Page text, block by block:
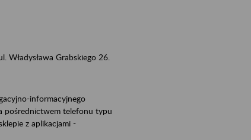
Grabskiego 26.
informacyjnego
pośrednictwem telefonu typu
z aplikacjami -